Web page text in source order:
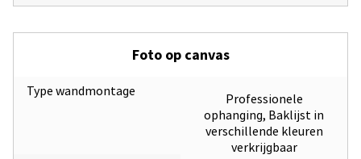
Foto op canvas
Type wandmontage
Professionele
ophanging, Baklijst in
verschillende kleuren
verkrijgbaar